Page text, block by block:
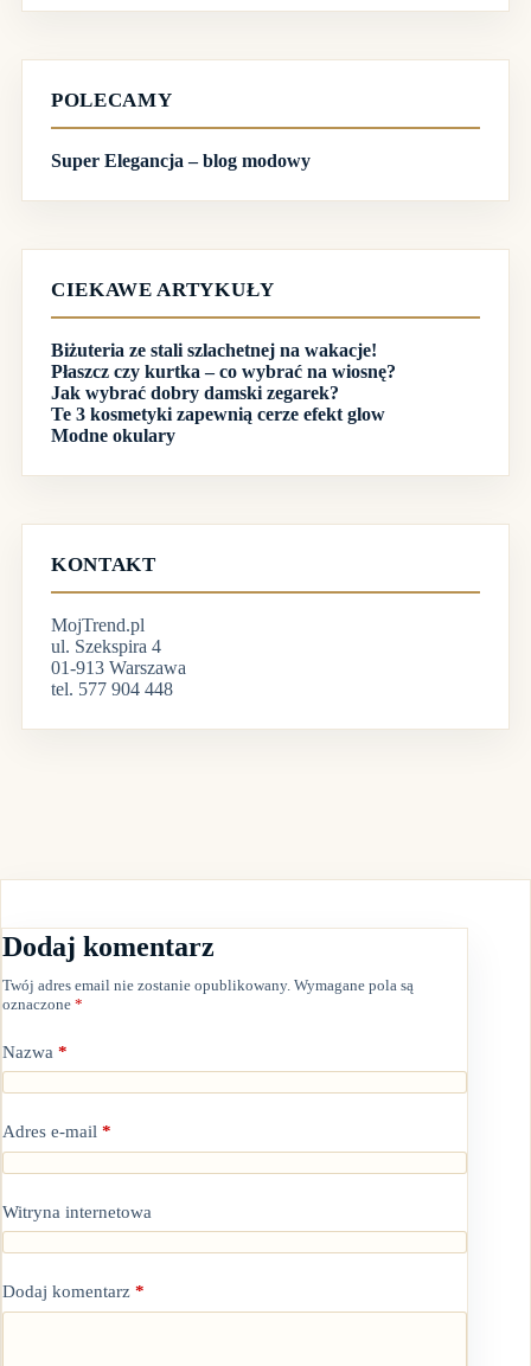
wyników
POLECAMY
Super Elegancja – blog modowy
CIEKAWE ARTYKUŁY
Biżuteria ze stali szlachetnej na wakacje!
Płaszcz czy kurtka – co wybrać na wiosnę?
Jak wybrać dobry damski zegarek?
Te 3 kosmetyki zapewnią cerze efekt glow
Modne okulary
KONTAKT
MojTrend.pl
ul. Szekspira 4
01-913 Warszawa
tel. 577 904 448
Dodaj komentarz
Twój adres email nie zostanie opublikowany. Wymagane pola są
oznaczone *
Nazwa *
Adres e-mail *
Witryna internetowa
Dodaj komentarz *